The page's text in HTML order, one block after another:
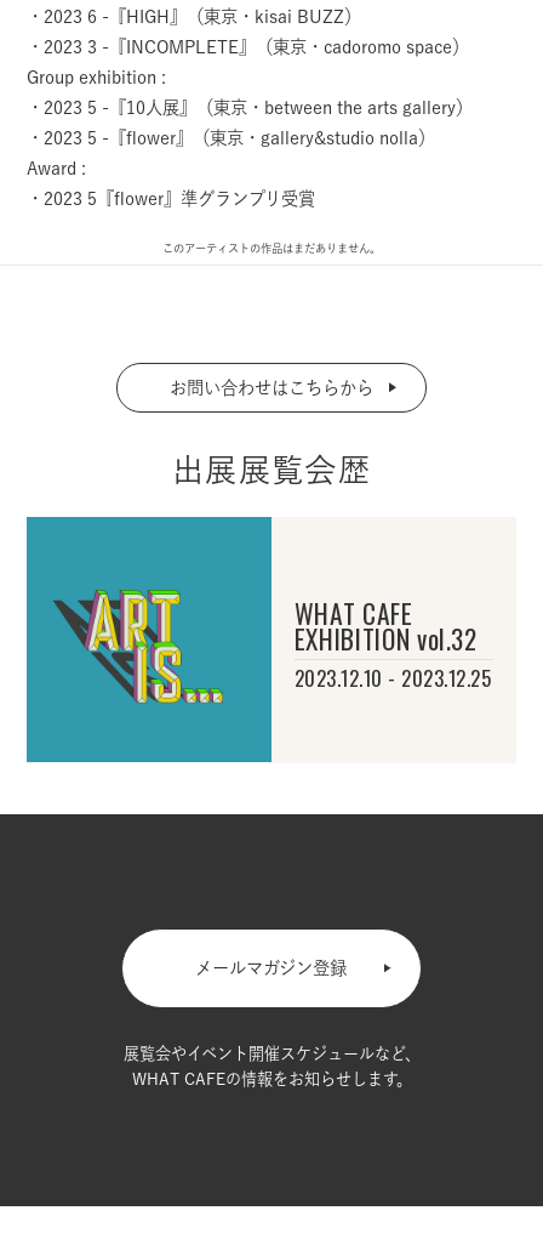
・2023 6 -『HIGH』（東京・kisai BUZZ）
・2023 3 -『INCOMPLETE』（東京・cadoromo space）
Group exhibition :
・2023 5 -『10人展』（東京・between the arts gallery）
・2023 5 -『flower』（東京・gallery&studio nolla）
Award :
・2023 5『flower』準グランプリ受賞
このアーティストの作品はまだありません。
お問い合わせはこちらから
出展展覧会歴
WHAT CAFE
EXHIBITION vol.32
2023.12.10 - 2023.12.25
メールマガジン登録
展覧会やイベント開催スケジュールなど、
WHAT CAFEの情報をお知らせします。